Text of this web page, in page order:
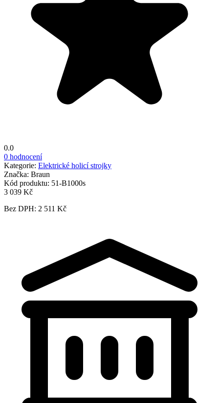
0.0
0 hodnocení
Kategorie: Elektrické holicí strojky
Značka: Braun
Kód produktu: 51-B1000s
3 039 Kč
Bez DPH: 2 511 Kč